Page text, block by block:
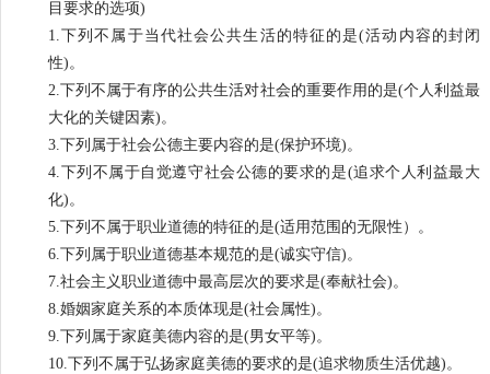
目要求的选项)
1.下列不属于当代社会公共生活的特征的是(活动内容的封闭
性)。
2.下列不属于有序的公共生活对社会的重要作用的是(个人利益最
大化的关键因素)。
3.下列属于社会公德主要内容的是(保护环境)。
4.下列不属于自觉遵守社会公德的要求的是(追求个人利益最大
化)。
5.下列不属于职业道德的特征的是(适用范围的无限性）。
6.下列属于职业道德基本规范的是(诚实守信)。
7.社会主义职业道德中最高层次的要求是(奉献社会)。
8.婚姻家庭关系的本质体现是(社会属性)。
9.下列属于家庭美德内容的是(男女平等)。
10.下列不属于弘扬家庭美德的要求的是(追求物质生活优越)。